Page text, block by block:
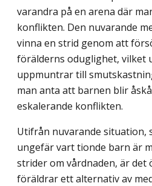
varandra på en arena där
konflikten. Den nuvarande
vinna en strid genom att
förälderns oduglighet, vilket
uppmuntrar till
man anta att barnen blir
eskalerande konflikten.
Utifrån nuvarande situation,
ungefär vart tionde barn är
strider om vårdnaden, är det
föräldrar ett alternativ av